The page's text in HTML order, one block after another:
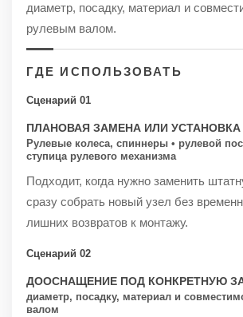
диаметр, посадку, материал и
рулевым валом.
ГДЕ ИСПОЛЬЗОВАТЬ
Сценарий 01
ПЛАНОВАЯ ЗАМЕНА ИЛИ УСТАНОВКА
Рулевые колеса, спиннеры • рулевой
ступица рулевого механизма
Подходит, когда нужно заменить
сразу собрать новый узел без
лишних возвратов к монтажу.
Сценарий 02
ДООСНАЩЕНИЕ ПОД КОНКРЕТНУЮ
диаметр, посадку, материал и
валом